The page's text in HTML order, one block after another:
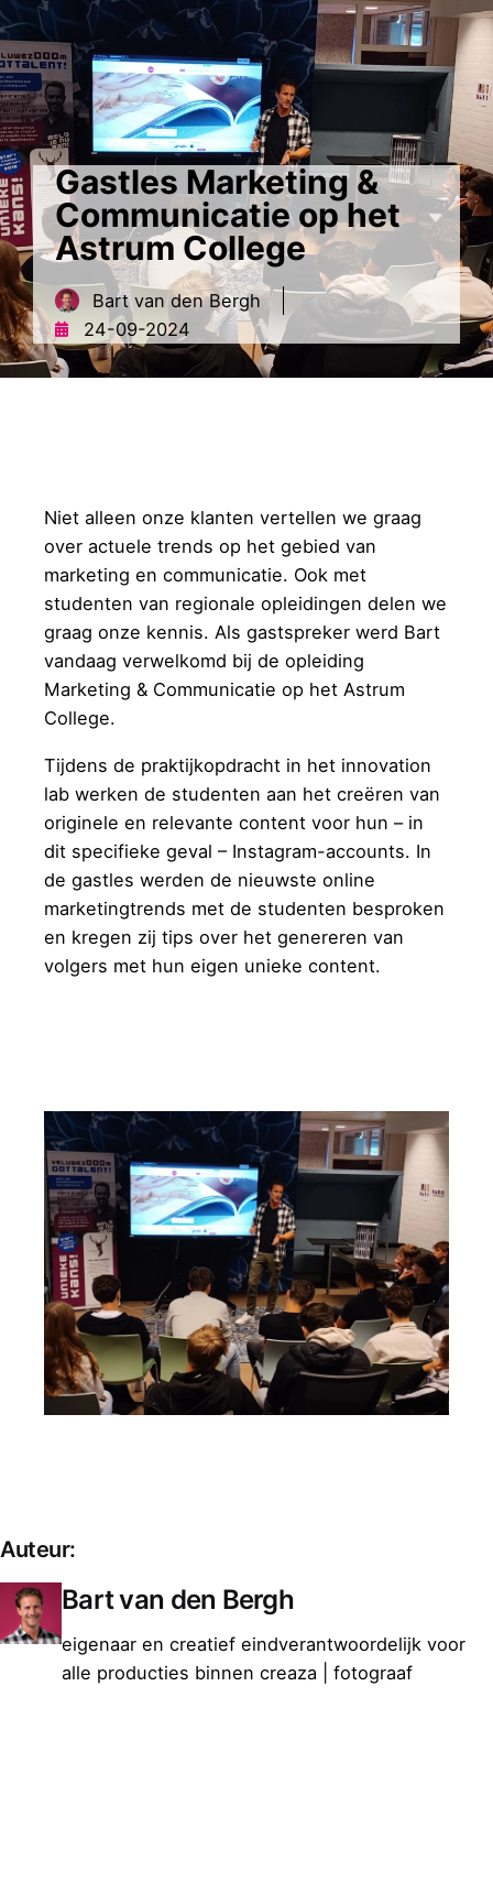
MENU contact
Gastles Marketing &
Communicatie op het
Astrum College
Bart van den Bergh
24-09-2024
Niet alleen onze klanten vertellen we graag
over actuele trends op het gebied van
marketing en communicatie. Ook met
studenten van regionale opleidingen delen we
graag onze kennis. Als gastspreker werd Bart
vandaag verwelkomd bij de opleiding
Marketing & Communicatie op het Astrum
College.
Tijdens de praktijkopdracht in het innovation
lab werken de studenten aan het creëren van
originele en relevante content voor hun – in
dit specifieke geval – Instagram-accounts. In
de gastles werden de nieuwste online
marketingtrends met de studenten besproken
en kregen zij tips over het genereren van
volgers met hun eigen unieke content.
Auteur:
Bart van den Bergh
eigenaar en creatief eindverantwoordelijk voor
alle producties binnen creaza | fotograaf